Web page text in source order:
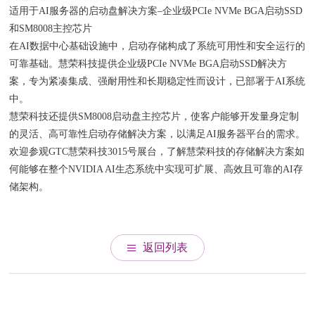
适用于AI服务器的启动盘解决方案–企业级PCIe NVMe BGA启动SSD
和SM8008主控芯片
在AI数据中心基础设施中，启动存储构成了系统可用性和安全运行的
可靠基础。慧荣科技提供企业级PCIe NVMe BGA启动SSD解决方
案，专为紧凑集成、强耐用性和长期稳定性而设计，已部署于AI系统
中。
慧荣科技还提供SM8008启动盘主控芯片，使客户能够开发量身定制
的灵活、高可靠性启动存储解决方案，以满足AI服务器平台的需求。
欢迎参观GTC慧荣科技3015号展台，了解慧荣科技的存储解决方案如
何能够在整个NVIDIA AI生态系统中实现可扩展、高效且可靠的AI存
储架构。
返回列表